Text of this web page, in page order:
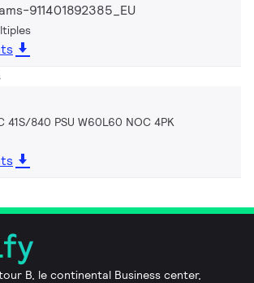
911401892385_EU
41S/840 PSU W60L60 NOC 4PK
B, le continental Business center,